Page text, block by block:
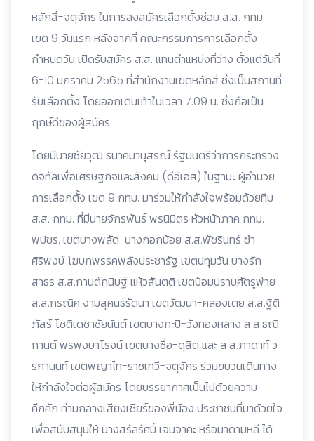
หลักสี่-จตุจักร ในการลงสมัครเลือกตั้งซ่อม ส.ส. กทม.
เขต 9 วันแรก หลังจากที่ คณะกรรมการการเลือกตั้ง
กำหนดวัน เปิดรับสมัคร ส.ส. แทนตำแหน่งที่ว่าง ตั้งแต่วันที่
6-10 มกราคม 2565 ที่สำนักงานเขตหลักสี่ ซึ่งเป็นสถานที่
รับเลือกตั้ง โดยออกเดินเท้าในเวลา 7.09 น. ซึ่งถือเป็น
ฤกษ์ดีของผู้สมัคร
โดยมีนายชัยวุฒิ ธนาคมานุสรณ์ รัฐมนตรีว่าการกระทรวง
ดิจิทัลเพื่อเศรษฐกิจและสังคม (ดีอีเอส) ในฐานะ ผู้อำนวย
การเลือกตั้ง เขต 9 กทม. มาร่วมให้กำลังใจพร้อมด้วยทีม
ส.ส. กทม. ที่มีนายจักรพันธ์ พรนิมิตร หัวหน้าภาค กทม.
พปชร. เขตบางพลัด-บางกอกน้อย ส.ส.พัชรินทร์ ซำ
ศิริพงษ์ โฆษกพรรคพลังประชารัฐ เขตปทุมวัน บางรัก
สาธร ส.ส.กานต์กนิษฐ์ แห้วสันตติ เขตป้อมปราบศัตรูพ่าย
ส.ส.กรณิศ งามสุคนธ์รัตนา เขตวัฒนา-คลองเตย ส.ส.ฐิติ
ภัสร์ โชติเดชาชัยนันต์ เขตบางกะปิ-วังทองหลาง ส.ส.ธณิ
กานต์ พรพงษาโรจน์ เขตบางซื่อ-ดุสิต และ ส.ส.ภาดาท์ ว
รกานนท์ เขตพญาไท-ราชเทวี-จตุจักร ร่วมขบวนเดินทาง
ให้กำลังใจต่อผู้สมัคร โดยบรรยากาศเป็นไปด้วยความ
คึกคัก ท่ามกลางเสียงเชียร์ของพี่น้อง ประชาชนที่มาด้วยใจ
เพื่อสนับสนุนให้ นางสรัลรัศมิ์ เจนจาคะ หรือมาดามหลี ได้